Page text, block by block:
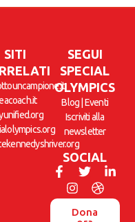
SITI
SEGUI
SPECIAL
OLYMPICS
Blog Eventi
Iscriviti alla
newsletter
SOCIAL
Dona